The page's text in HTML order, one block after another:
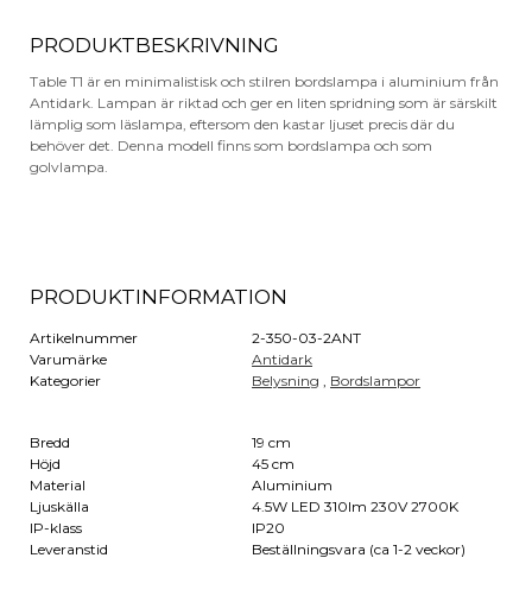
PRODUKTBESKRIVNING
Table T1 är en minimalistisk och stilren bordslampa i aluminium från
Antidark. Lampan är riktad och ger en liten spridning som är särskilt
lämplig som läslampa, eftersom den kastar ljuset precis där du
behöver det. Denna modell finns som bordslampa och som
golvlampa.
PRODUKTINFORMATION
Artikelnummer
2-350-03-2ANT
Varumärke
Antidark
Kategorier
Belysning , Bordslampor
Bredd
19 cm
Höjd
45 cm
Material
Aluminium
Ljuskälla
4.5W LED 310lm 230V 2700K
IP-klass
IP20
Leveranstid
Beställningsvara (ca 1-2 veckor)